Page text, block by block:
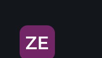
ZE